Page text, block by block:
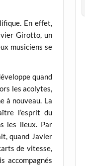
En effet,
Girotto, un
musiciens se
quand
les acolytes,
à nouveau. La
l’esprit du
les lieux. Par
quand Javier
de vitesse,
accompagnés